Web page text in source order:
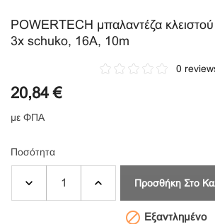
POWERTECH μπαλαντέζα
3x schuko, 16A, 10m
0
20,84 €
με ΦΠΑ
Ποσότητα
Προσθήκη Στο
 Εξαντλημένο